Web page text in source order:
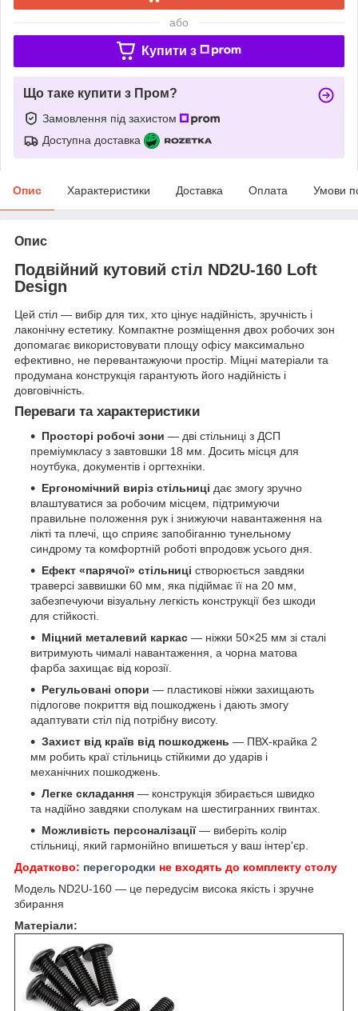
або
Купити з
Що таке купити з Пром?
Замовлення під захистом
Доступна доставка
Опис Характеристики Доставка Оплата Умови
Опис
Подвійний кутовий стіл ND2U-160 Loft
Design
Цей стіл — вибір для тих, хто цінує надійність, зручність і
лаконічну естетику. Компактне розміщення двох робочих зон
допомагає використовувати площу офісу максимально
ефективно, не перевантажуючи простір. Міцні матеріали та
продумана конструкція гарантують його надійність і
довговічність.
Переваги та характеристики
Просторі робочі зони — дві стільниці з ДСП
преміумкласу з завтовшки 18 мм. Досить місця для
ноутбука, документів і оргтехніки.
Ергономічний виріз стільниці дає змогу зручно
влаштуватися за робочим місцем, підтримуючи
правильне положення рук і знижуючи навантаження на
лікті та плечі, що сприяє запобіганню тунельному
синдрому та комфортній роботі впродовж усього дня.
Ефект «парячої» стільниці створюється завдяки
траверсі заввишки 60 мм, яка підіймає її на 20 мм,
забезпечуючи візуальну легкість конструкції без шкоди
для стійкості.
Міцний металевий каркас — ніжки 50×25 мм зі сталі
витримують чималі навантаження, а чорна матова
фарба захищає від корозії.
Регульовані опори — пластикові ніжки захищають
підлогове покриття від пошкоджень і дають змогу
адаптувати стіл під потрібну висоту.
Захист від країв від пошкоджень — ПВХ-крайка 2
мм робить краї стільниць стійкими до ударів і
механічних пошкоджень.
Легке складання — конструкція збирається швидко
та надійно завдяки сполукам на шестигранних гвинтах.
Можливість персоналізації— виберіть колір
стільниці, який гармонійно впишеться у ваш інтер'єр.
Додатково: перегородки не входять до комплекту столу
Модель ND2U-160 — це передусім висока якість і зручне
збирання
Матеріали: